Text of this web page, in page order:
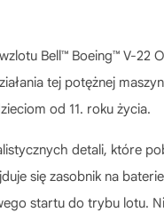
Bell™ Boeing™ V-22
tej potężnej
od 11. roku życia.
detali, które
się zasobnik na
startu do trybu lotu.